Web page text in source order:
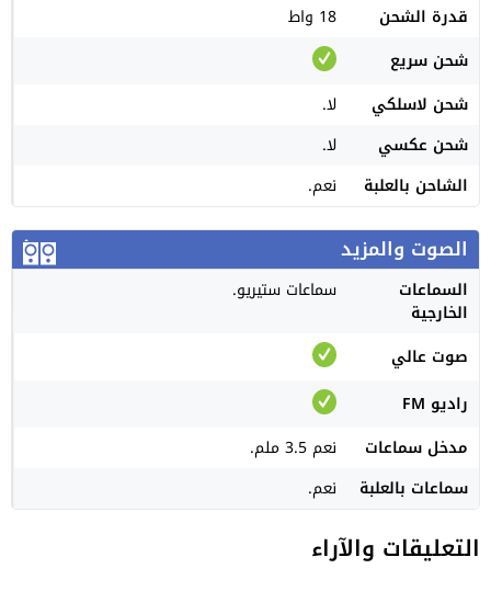
قدرة الشحن
18 واط
شحن سريع
شحن لاسلكي
لا.
شحن عكسي
لا.
الشاحن بالعلبة
نعم.
الصوت والمزيد
السماعات
الخارجية
سماعات ستيريو.
صوت عالي
راديو FM
مدخل سماعات
نعم 3.5 ملم.
سماعات بالعلبة
نعم.
التعليقات والآراء